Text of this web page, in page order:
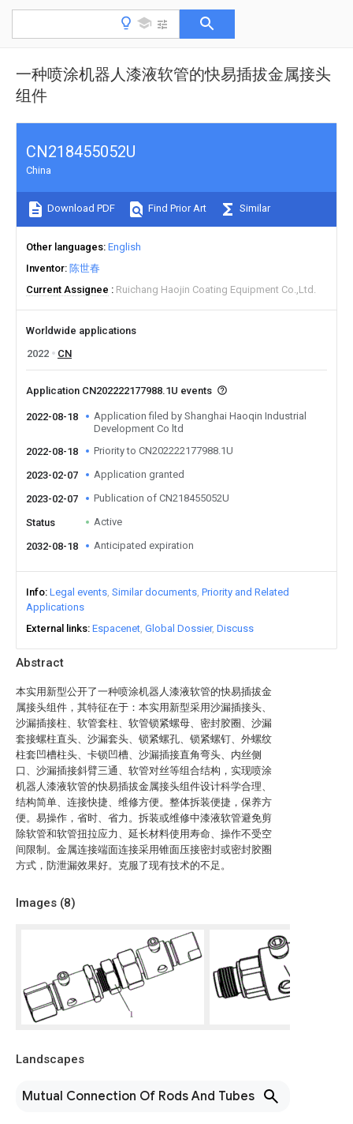
一种喷涂机器人漆液软管的快易插拔金属接头
组件
Abstract
本实用新型公开了一种喷涂机器人漆液软管的快易插拔金
属接头组件，其特征在于：本实用新型采用沙漏插接头、
沙漏插接柱、软管套柱、软管锁紧螺母、密封胶圈、沙漏
套接螺柱直头、沙漏套头、锁紧螺孔、锁紧螺钉、外螺纹
柱套凹槽柱头、卡锁凹槽、沙漏插接直角弯头、内丝侧
口、沙漏插接斜臂三通、软管对丝等组合结构，实现喷涂
机器人漆液软管的快易插拔金属接头组件设计科学合理、
结构简单、连接快捷、维修方便。整体拆装便捷，保养方
便。易操作，省时、省力。拆装或维修中漆液软管避免剪
除软管和软管扭拉应力、延长材料使用寿命、操作不受空
间限制。金属连接端面连接采用锥面压接密封或密封胶圈
方式，防泄漏效果好。克服了现有技术的不足。
Images (8)
Landscapes
Mutual Connection Of Rods And Tubes
CN218455052U
China
Download PDF Find Prior Art Similar
Other languages English
Inventor 陈世春
Current Assignee
Ruichang Haojin Coating Equipment Co.,Ltd.
Worldwide applications
2022
CN
Application CN202222177988.1U events
2022-08-18
Application filed by Shanghai Haoqin Industrial
Development Co ltd
2022-08-18
Priority to CN202222177988.1U
2023-02-07 Application granted
2023-02-07 Publication of CN218455052U
Status Active
2032-08-18 Anticipated expiration
Info Legal events Similar documents Priority and Related
Applications
External links Espacenet Global Dossier Discuss